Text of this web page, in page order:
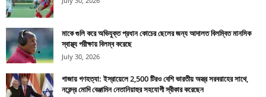
মাকে গুলি করে অভিযুক্ত প্রধান কোচের ছেলের জন্য আদালত বিলম্বিত মানসিক
স্বাস্থ্য পরীক্ষায় বিলম্ব করেছে
July 30, 2026
গাজায় গণহত্যা: ইস্রায়েলে 2,500 টিরও বেশি ভারতীয় অস্ত্র সরবরাহের সাথে,
নরেন্দ্র মোদি বেঞ্জামিন নেতানিয়াহুর সহযোগী স্বীকার করেছেন